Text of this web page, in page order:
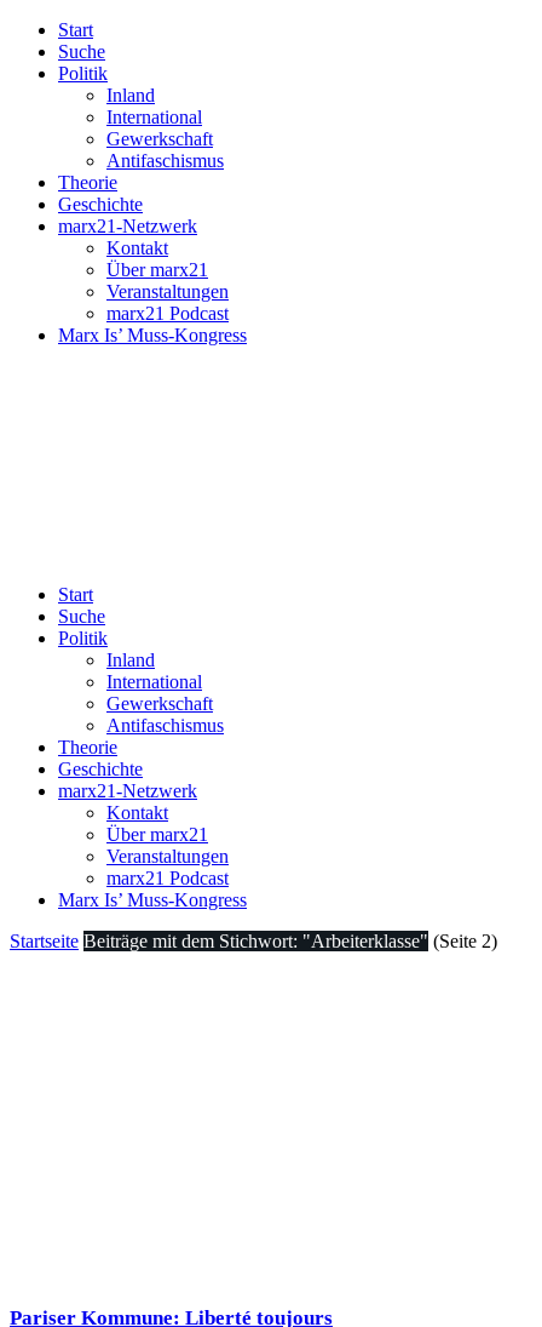
Start
Suche
Politik
Inland
International
Gewerkschaft
Antifaschismus
Theorie
Geschichte
marx21-Netzwerk
Kontakt
Über marx21
Veranstaltungen
marx21 Podcast
Marx Is’ Muss-Kongress
Start
Suche
Politik
Inland
International
Gewerkschaft
Antifaschismus
Theorie
Geschichte
marx21-Netzwerk
Kontakt
Über marx21
Veranstaltungen
marx21 Podcast
Marx Is’ Muss-Kongress
Startseite Beiträge mit dem Stichwort: "Arbeiterklasse" (Seite 2)
Pariser Kommune: Liberté toujours